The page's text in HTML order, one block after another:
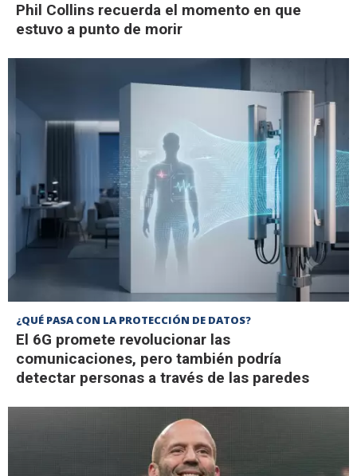
Phil Collins recuerda el momento en que
estuvo a punto de morir
¿QUÉ PASA CON LA PROTECCIÓN DE DATOS?
El 6G promete revolucionar las
comunicaciones, pero también podría
detectar personas a través de las paredes